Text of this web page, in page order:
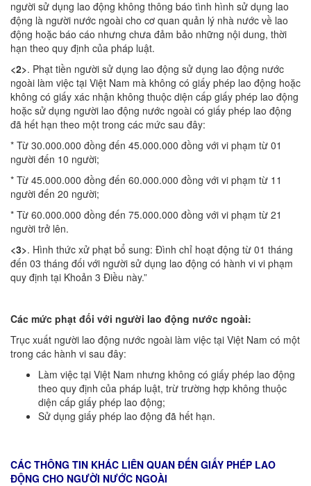
người sử dụng lao động không thông báo tình hình sử dụng lao
động là người nước ngoài cho cơ quan quản lý nhà nước về lao
động hoặc báo cáo nhưng chưa đảm bảo những nội dung, thời
hạn theo quy định của pháp luật.
<2>. Phạt tiền người sử dụng lao động sử dụng lao động nước
ngoài làm việc tại Việt Nam mà không có giấy phép lao động hoặc
không có giấy xác nhận không thuộc diện cấp giấy phép lao động
hoặc sử dụng người lao động nước ngoài có giấy phép lao động
đã hết hạn theo một trong các mức sau đây:
* Từ 30.000.000 đồng đến 45.000.000 đồng với vi phạm từ 01
người đến 10 người;
* Từ 45.000.000 đồng đến 60.000.000 đồng với vi phạm từ 11
người đến 20 người;
* Từ 60.000.000 đồng đến 75.000.000 đồng với vi phạm từ 21
người trở lên.
<3>. Hình thức xử phạt bổ sung: Đình chỉ hoạt động từ 01 tháng
đến 03 tháng đối với người sử dụng lao động có hành vi vi phạm
quy định tại Khoản 3 Điều này.”
Các mức phạt đối với người lao động nước ngoài:
Trục xuất người lao động nước ngoài làm việc tại Việt Nam có một
trong các hành vi sau đây:
Làm việc tại Việt Nam nhưng không có giấy phép lao động
theo quy định của pháp luật, trừ trường hợp không thuộc
diện cấp giấy phép lao động;
Sử dụng giấy phép lao động đã hết hạn.
CÁC THÔNG TIN KHÁC LIÊN QUAN ĐẾN GIẤY PHÉP LAO
ĐỘNG CHO NGƯỜI NƯỚC NGOÀI